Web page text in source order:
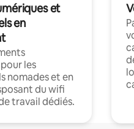
et
en
les
nomades et en
du wifi
travail dédiés.